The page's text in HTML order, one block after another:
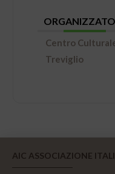
Centro
Treviglio
AIC ASSOCIAZIONE